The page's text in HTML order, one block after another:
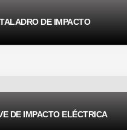
TALADRO DE IMPACTO
DE IMPACTO ELÉCTRICA